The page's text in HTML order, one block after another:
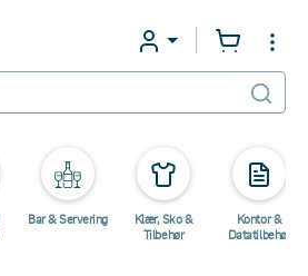
Bar & Servering
Klær, Sko &
Tilbehør
Kontor &
Datatilbehør